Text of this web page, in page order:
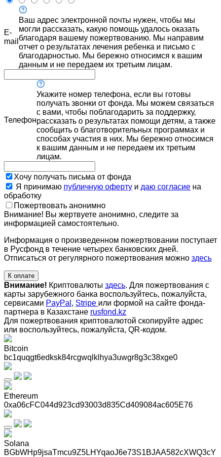
E-
mail
Ваш адрес электронной почты нужен, чтобы мы
могли рассказать, какую помощь удалось оказать
благодаря вашему пожертвованию. Мы направим
отчет о результатах лечения ребенка и письмо с
благодарностью. Мы бережно относимся к вашим
данным и не передаем их третьим лицам.
Телефон
Укажите номер телефона, если вы готовы
получать звонки от фонда. Мы можем связаться
с вами, чтобы поблагодарить за поддержку,
рассказать о результатах помощи детям, а также
сообщить о благотворительных программах и
способах участия в них. Мы бережно относимся
к вашим данным и не передаем их третьим
лицам.
Хочу получать письма от фонда
Я принимаю публичную оферту и даю согласие на
обработку
Пожертвовать анонимно
Внимание! Вы жертвуете анонимно, следите за
информацией самостоятельно.
Информация о произведенном пожертвовании поступает
в Русфонд в течение четырех банковских дней.
Отписаться от регулярного пожертвования можно здесь
К оплате
Внимание! Криптовалюты здесь. Для пожертвования с
карты зарубежного банка воспользуйтесь, пожалуйста,
сервисами PayPal , Stripe или формой на сайте фонда-
партнера в Казахстане rusfond.kz
Для пожертвования криптовалютой скопируйте адрес
или воспользуйтесь, пожалуйста, QR-кодом.
Bitcoin
bc1quqgt6edksk84rcgwqlklhya3uwgr8g3c38xge0
Ethereum
0xa06cFC044d923cd93003d835Cd409084ac605E76
Solana
BGbWHp9jsaTmcu9Z5LHYqaoJ6e73S1BJAA582cXWQ3cY